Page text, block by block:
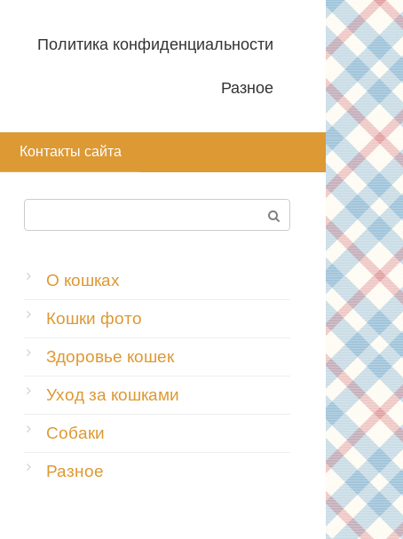
Политика конфиденциальности
Разное
Контакты сайта
О кошках
Кошки фото
Здоровье кошек
Уход за кошками
Собаки
Разное